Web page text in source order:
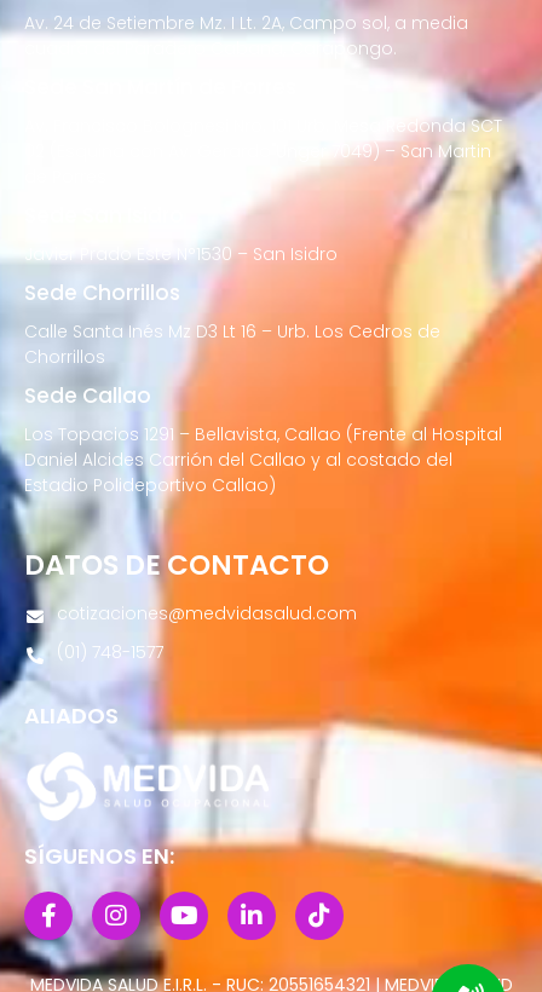
Av. 24 de Setiembre Mz. I Lt. 2A, Campo sol, a media
cuadra del Paradero Cabana, Carapongo.
Av. Francisco Bolognesi Nro. 101 Urb. Mesa Redonda SCT
02 (Esquina con Av. Gerardo Unger 7049) – San Martin
Javier Prado Este N°1530 – San Isidro
Sede Chorrillos
Calle Santa Inés Mz D3 Lt 16 – Urb. Los Cedros de
Chorrillos
Sede Callao
Los Topacios 1291 – Bellavista, Callao (Frente al Hospital
Daniel Alcides Carrión del Callao y al costado del
Estadio Polideportivo Callao)
DATOS DE CONTACTO
cotizaciones@medvidasalud.com
(01) 748-1577
ALIADOS
SÍGUENOS EN:
MEDVIDA SALUD E.I.R.L. - RUC: 20551654321 | MEDVIDA SALUD